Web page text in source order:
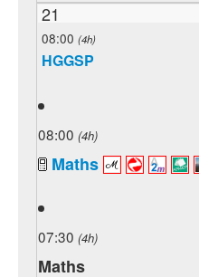
21
08:00 (4h)
HGGSP
08:00 (4h)
Maths
07:30 (4h)
Maths